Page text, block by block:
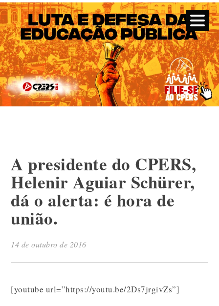
CPERS – Sindicato
CPERS – Sindicato dos Professores e Funcionários de escola
do Estado do Rio Grande do Sul
A presidente do CPERS,
Helenir Aguiar Schürer,
dá o alerta: é hora de
união.
14 de outubro de 2016
[youtube url=”https://youtu.be/2Ds7jrgivZs”]